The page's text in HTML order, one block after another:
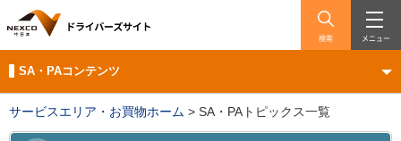
検索 メニュー
SA・PAコンテンツ
サービスエリア・お買物ホーム > SA・PAトピックス一覧